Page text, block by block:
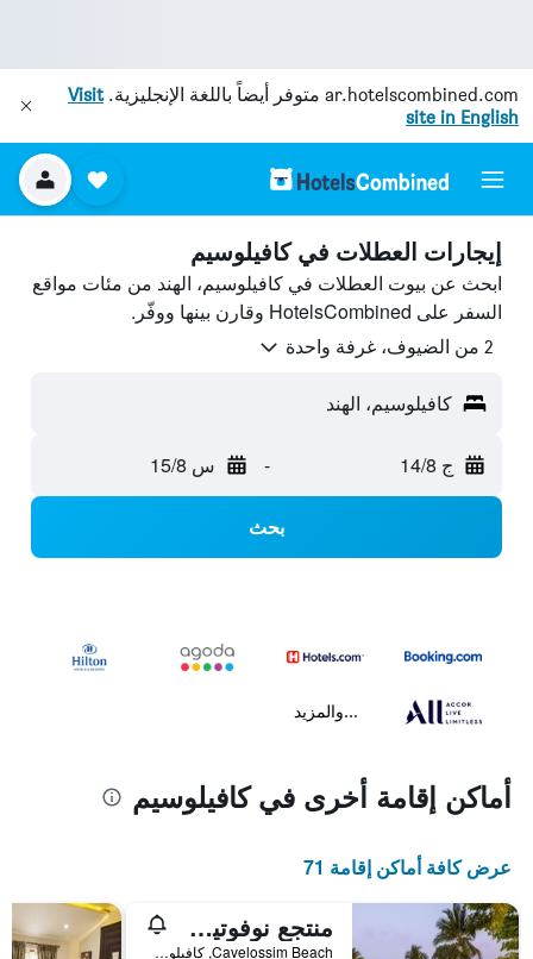
ar.hotelscombined.com متوفر أيضاً باللغة الإنجليزية.Visit
site in English
إيجارات العطلات في كافيلوسيم
ابحث عن بيوت العطلات في كافيلوسيم، الهند من مئات مواقع
السفر على HotelsCombined وقارن بينها ووفّر.
2 من الضيوف، غرفة واحدة
كافيلوسيم، الهند
ج 14/8 - س 15/8
بحث
...والمزيد
أماكن إقامة أخرى في كافيلوسيم
عرض كافة أماكن إقامة 71
منتجع نوفوتيل غوا دونا سيلفيا
Cavelossim Beach, كافيلوسيم, الهند